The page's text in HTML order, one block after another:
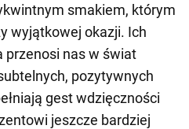
smakiem, którym
wyjątkowej okazji. Ich
przenosi nas w świat
pozytywnych
gest wdzięczności
jeszcze bardziej